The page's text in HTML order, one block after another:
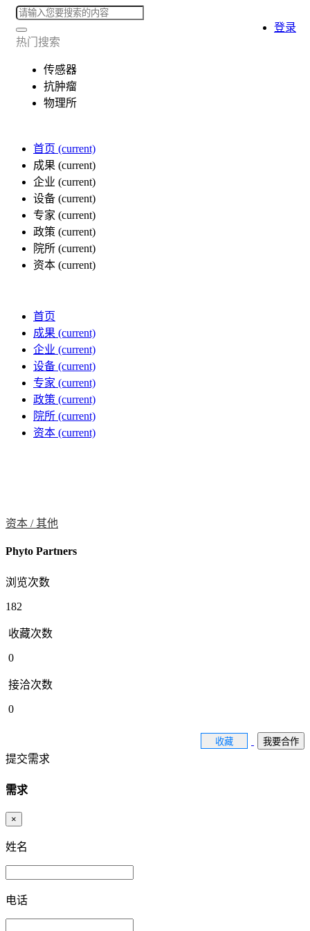
热门搜索
传感器
抗肿瘤
物理所
首页 (current)
成果 (current)
企业 (current)
设备 (current)
专家 (current)
政策 (current)
院所 (current)
资本 (current)
登录
首页
成果 (current)
企业 (current)
设备 (current)
专家 (current)
政策 (current)
院所 (current)
资本 (current)
资本 /其他
Phyto Partners
浏览次数
182
收藏次数
0
接洽次数
0
收藏 我要合作
提交需求
需求
×
姓名
电话